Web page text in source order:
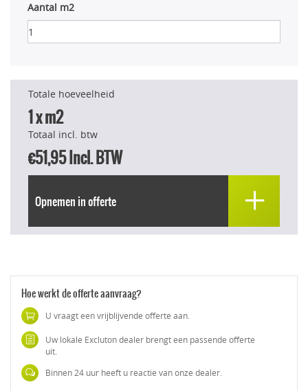
Aantal m2
Totale hoeveelheid
1x m2
Totaal incl. btw
€51,95Incl. BTW
Opnemen in offerte
Hoe werkt de offerte aanvraag?
U vraagt een vrijblijvende offerte aan.
Uw lokale Excluton dealer brengt een passende offerte
uit.
Binnen 24 uur heeft u reactie van onze dealer.